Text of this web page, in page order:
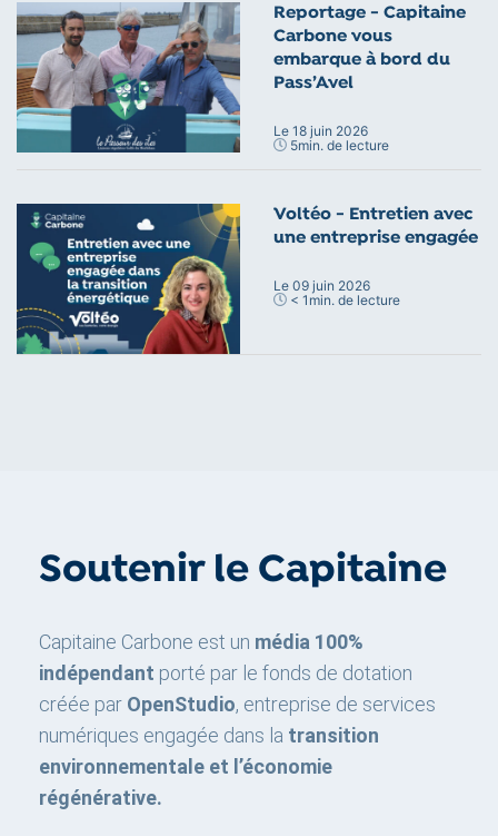
Reportage - Capitaine
Carbone vous
embarque à bord du
Pass’Avel
Le 18 juin 2026
5min. de lecture
Voltéo - Entretien avec
une entreprise engagée
Le 09 juin 2026
< 1 min. de lecture
Soutenir le Capitaine
Capitaine Carbone est un média 100%
indépendant porté par le fonds de dotation
créée par OpenStudio, entreprise de services
numériques engagée dans la transition
environnementale et l’économie
régénérative.